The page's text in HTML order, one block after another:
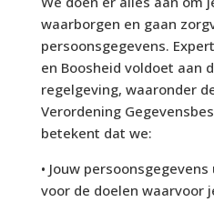
waarborgen en gaan
persoonsgegevens.
en Boosheid voldoet aan
regelgeving, waaronder
Verordening
betekent dat we:
• Jouw
voor de doelen waarvoor